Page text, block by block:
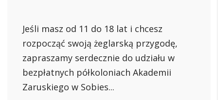
Jeśli masz od 11 do 18 lat i chcesz
rozpocząć swoją żeglarską przygodę,
zapraszamy serdecznie do udziału w
bezpłatnych półkoloniach Akademii
Zaruskiego w Sobies...